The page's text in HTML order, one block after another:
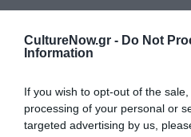
CultureNow.gr - Do Not
Information
If you wish to opt-out of the
processing of your personal or
targeted advertising by us,
Πολιτισμό στο
Νέοι Διαγωνισμοί
Tags